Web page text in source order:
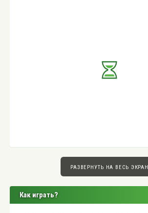
РАЗВЕРНУТЬ НА ВЕСЬ ЭКРАН
Как играть?